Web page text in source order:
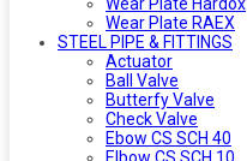
Wear Plate RAEX
STEEL PIPE & FITTINGS
Actuator
Ball Valve
Butterfy Valve
Check Valve
Ebow CS SCH 40